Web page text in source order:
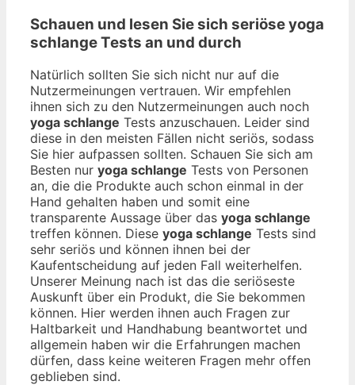
Schauen und lesen Sie sich seriöseyoga
schlangeTests an und durch
Natürlich sollten Sie sich nicht nur auf die
Nutzermeinungen vertrauen. Wir empfehlen
ihnen sich zu den Nutzermeinungen auch noch
yoga schlange Tests anzuschauen. Leider sind
diese in den meisten Fällen nicht seriös, sodass
Sie hier aufpassen sollten. Schauen Sie sich am
Besten nur yoga schlange Tests von Personen
an, die die Produkte auch schon einmal in der
Hand gehalten haben und somit eine
transparente Aussage über das yoga schlange
treffen können. Diese yoga schlange Tests sind
sehr seriös und können ihnen bei der
Kaufentscheidung auf jeden Fall weiterhelfen.
Unserer Meinung nach ist das die seriöseste
Auskunft über ein Produkt, die Sie bekommen
können. Hier werden ihnen auch Fragen zur
Haltbarkeit und Handhabung beantwortet und
allgemein haben wir die Erfahrungen machen
dürfen, dass keine weiteren Fragen mehr offen
geblieben sind.